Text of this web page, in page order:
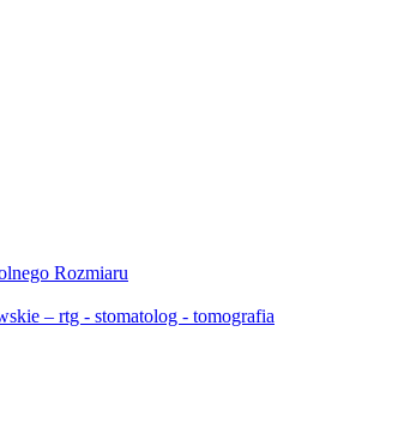
Rozmiaru
– rtg - stomatolog - tomografia